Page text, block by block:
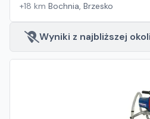
+18 km Bochnia, Brzesko
Wyniki z najbliższej